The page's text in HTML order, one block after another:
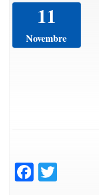
11
Novembre
Facebook